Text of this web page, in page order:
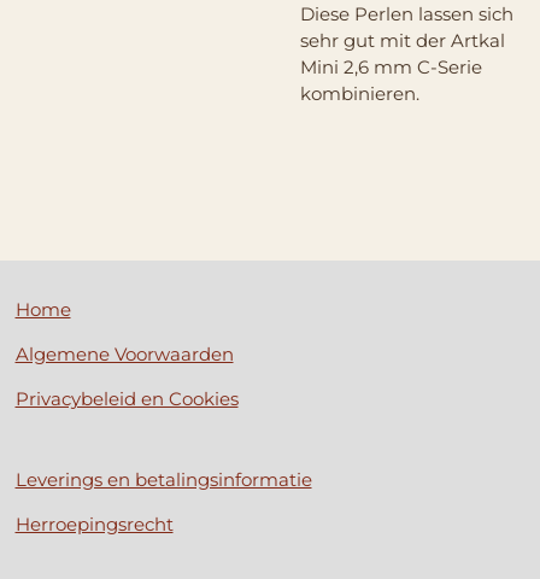
Diese Perlen lassen sich
sehr gut mit der Artkal
Mini 2,6 mm C-Serie
kombinieren.
Home
Algemene Voorwaarden
Privacybeleid en Cookies
Leverings en betalingsinformatie
Herroepingsrecht